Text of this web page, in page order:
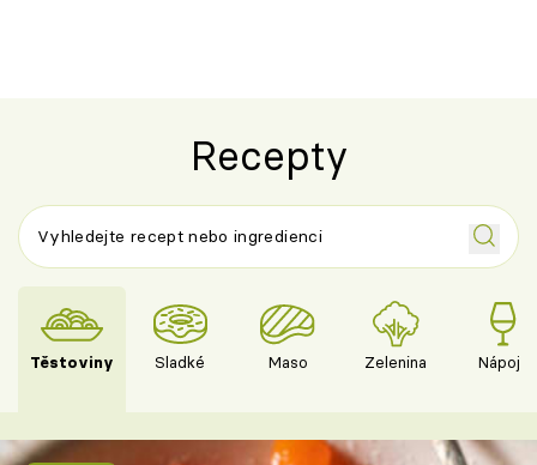
Recepty
Těstoviny Sladké Maso Zelenina Nápoje